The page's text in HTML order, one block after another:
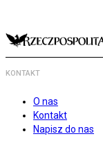
KONTAKT
O nas
Kontakt
Napisz do nas